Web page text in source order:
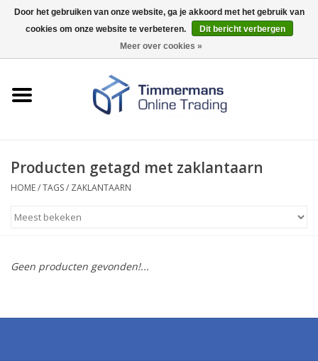
0 Artikelen - €0,00
Merken
Producten getagd met zaklantaarn
HOME/TAGS/ ZAKLANTAARN
Geen producten gevonden!...
Door het gebruiken van onze website, ga je akkoord met het gebruik van
cookies om onze website te verbeteren.
Dit bericht verbergen
Meer over cookies »